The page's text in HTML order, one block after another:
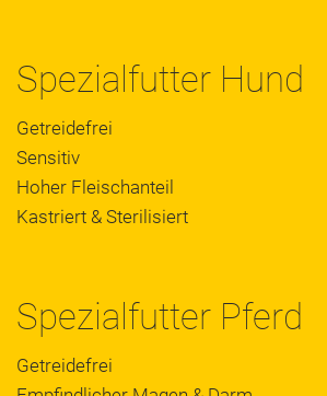
Spezialfutter Hund
Getreidefrei
Sensitiv
Hoher Fleischanteil
Kastriert & Sterilisiert
Spezialfutter Pferd
Getreidefrei